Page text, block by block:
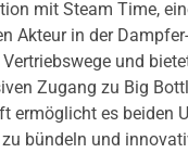
mit Steam Time,
Akteur in der
und
Zugang zu Big
ermöglicht es beiden
bündeln und